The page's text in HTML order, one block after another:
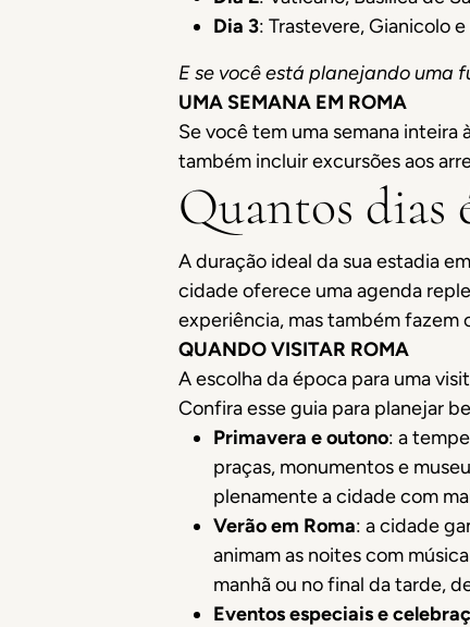
Dia 3: Trastevere, Gianicolo
E se você está planejando uma
UMA SEMANA EM ROMA
Se você tem uma semana inteira
também incluir excursões aos
Quantos dias
A duração ideal da sua estadia
cidade oferece uma agenda
experiência, mas também fazem
QUANDO VISITAR ROMA
A escolha da época para uma
Confira esse guia para planejar
Primavera e outono: a
praças, monumentos e
plenamente a cidade com
Verão em Roma: a cidade
animam as noites com
manhã ou no final da tarde,
Eventos especiais e